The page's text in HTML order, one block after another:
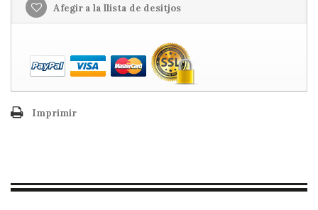
Afegir a la llista de desitjos
Imprimir